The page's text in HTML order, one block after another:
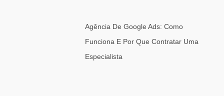
Agência De Google Ads: Como
Funciona E Por Que Contratar Uma
Especialista